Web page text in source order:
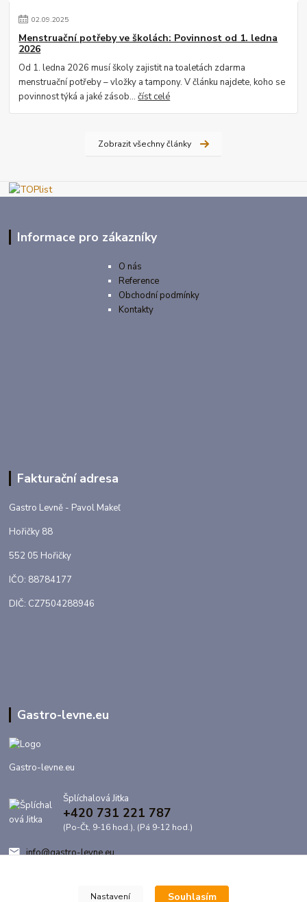
02.09.2025
Menstruační potřeby ve školách: Povinnost od 1. ledna
2026
Od 1. ledna 2026 musí školy zajistit na toaletách zdarma
menstruační potřeby – vložky a tampony. V článku najdete, koho se
povinnost týká a jaké zásob...číst celé
Zobrazit všechny články
Informace pro zákazníky
O nás
Reference
Obchodní podmínky
Kontakty
Fakturační adresa
Gastro Levně - Pavol Makeľ
Hořičky 88
552 05 Hořičky
IČO: 88784177
DIČ: CZ7504288946
Gastro-levne.eu
Gastro-levne.eu
Šplíchalová Jitka
+420 731 221 787
(Po-Čt, 9-16 hod.), (Pá 9-12 hod.)
info@gastro-levne.eu
Nastavení Souhlasím